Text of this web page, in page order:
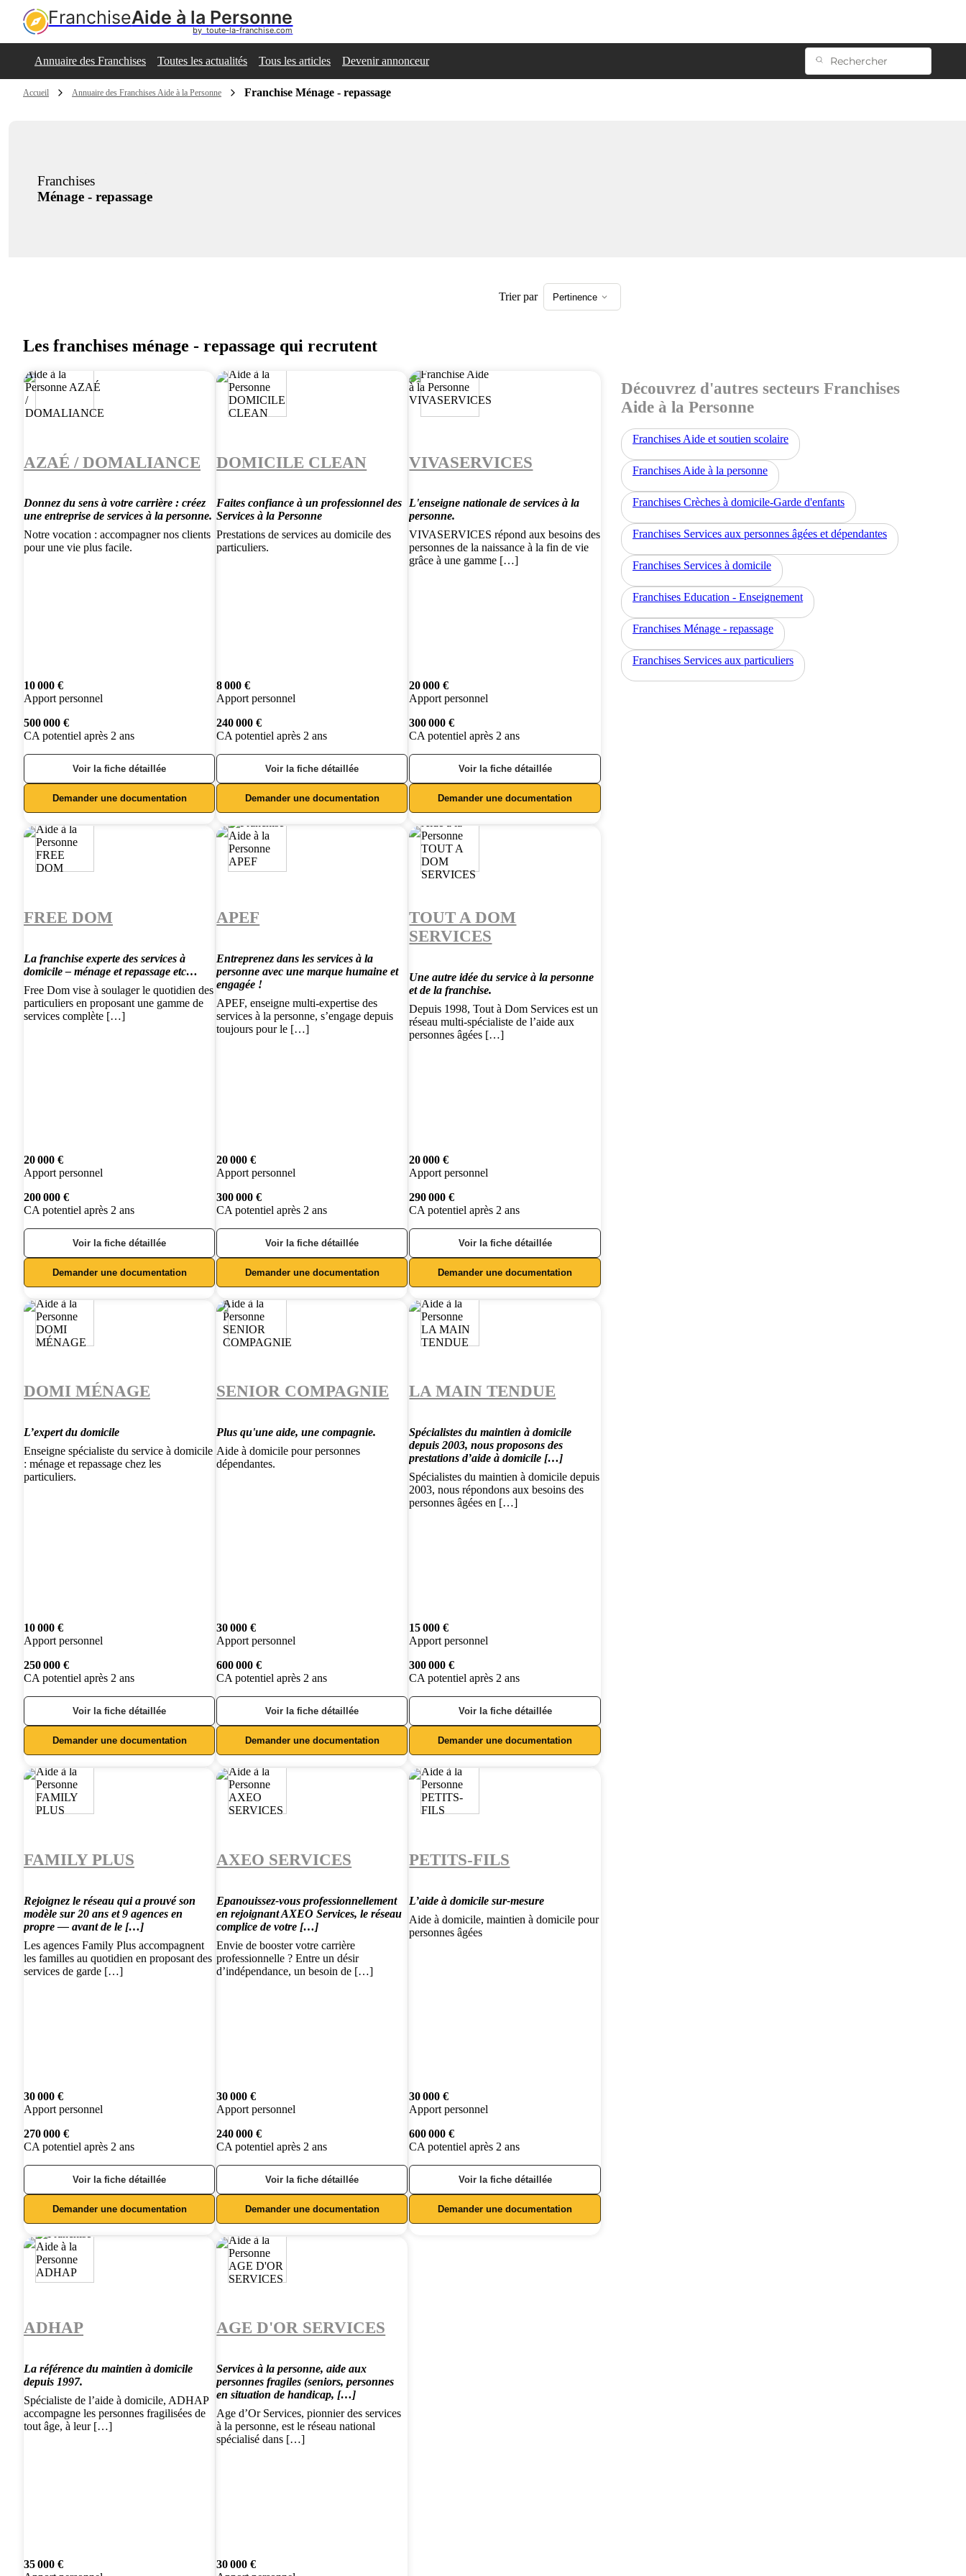
FranchiseAide à la Personne
by  toute-la-franchise.com
Annuaire des Franchises Toutes les actualités Tous les articles Devenir annonceur
Accueil Annuaire des Franchises Aide à la Personne Franchise Ménage - repassage
Franchises
Ménage - repassage
Trier par Pertinence
Les franchises ménage - repassage qui recrutent
AZAÉ / DOMALIANCE
Donnez du sens à votre carrière : créez
une entreprise de services à la personne.
Notre vocation : accompagner nos clients
pour une vie plus facile.
10 000 €
Apport personnel
500 000 €
CA potentiel après 2 ans
Voir la fiche détaillée
Demander une documentation
DOMICILE CLEAN
Faites confiance à un professionnel des
Services à la Personne
Prestations de services au domicile des
particuliers.
8 000 €
Apport personnel
240 000 €
CA potentiel après 2 ans
Voir la fiche détaillée
Demander une documentation
VIVASERVICES
L'enseigne nationale de services à la
personne.
VIVASERVICES répond aux besoins des
personnes de la naissance à la fin de vie
grâce à une gamme […]
20 000 €
Apport personnel
300 000 €
CA potentiel après 2 ans
Voir la fiche détaillée
Demander une documentation
FREE DOM
La franchise experte des services à
domicile – ménage et repassage etc…
Free Dom vise à soulager le quotidien des
particuliers en proposant une gamme de
services complète […]
20 000 €
Apport personnel
200 000 €
CA potentiel après 2 ans
Voir la fiche détaillée
Demander une documentation
APEF
Entreprenez dans les services à la
personne avec une marque humaine et
engagée !
APEF, enseigne multi-expertise des
services à la personne, s’engage depuis
toujours pour le […]
20 000 €
Apport personnel
300 000 €
CA potentiel après 2 ans
Voir la fiche détaillée
Demander une documentation
TOUT A DOM
SERVICES
Une autre idée du service à la personne
et de la franchise.
Depuis 1998, Tout à Dom Services est un
réseau multi-spécialiste de l’aide aux
personnes âgées […]
20 000 €
Apport personnel
290 000 €
CA potentiel après 2 ans
Voir la fiche détaillée
Demander une documentation
DOMI MÉNAGE
L’expert du domicile
Enseigne spécialiste du service à domicile
: ménage et repassage chez les
particuliers.
10 000 €
Apport personnel
250 000 €
CA potentiel après 2 ans
Voir la fiche détaillée
Demander une documentation
SENIOR COMPAGNIE
Plus qu'une aide, une compagnie.
Aide à domicile pour personnes
dépendantes.
30 000 €
Apport personnel
600 000 €
CA potentiel après 2 ans
Voir la fiche détaillée
Demander une documentation
LA MAIN TENDUE
Spécialistes du maintien à domicile
depuis 2003, nous proposons des
prestations d’aide à domicile […]
Spécialistes du maintien à domicile depuis
2003, nous répondons aux besoins des
personnes âgées en […]
15 000 €
Apport personnel
300 000 €
CA potentiel après 2 ans
Voir la fiche détaillée
Demander une documentation
FAMILY PLUS
Rejoignez le réseau qui a prouvé son
modèle sur 20 ans et 9 agences en
propre — avant de le […]
Les agences Family Plus accompagnent
les familles au quotidien en proposant des
services de garde […]
30 000 €
Apport personnel
270 000 €
CA potentiel après 2 ans
Voir la fiche détaillée
Demander une documentation
AXEO SERVICES
Epanouissez-vous professionnellement
en rejoignant AXEO Services, le réseau
complice de votre […]
Envie de booster votre carrière
professionnelle ? Entre un désir
d’indépendance, un besoin de […]
30 000 €
Apport personnel
240 000 €
CA potentiel après 2 ans
Voir la fiche détaillée
Demander une documentation
PETITS-FILS
L’aide à domicile sur-mesure
Aide à domicile, maintien à domicile pour
personnes âgées
30 000 €
Apport personnel
600 000 €
CA potentiel après 2 ans
Voir la fiche détaillée
Demander une documentation
ADHAP
La référence du maintien à domicile
depuis 1997.
Spécialiste de l’aide à domicile, ADHAP
accompagne les personnes fragilisées de
tout âge, à leur […]
35 000 €
AGE D'OR SERVICES
Services à la personne, aide aux
personnes fragiles (seniors, personnes
en situation de handicap, […]
Age d’Or Services, pionnier des services
à la personne, est le réseau national
spécialisé dans […]
30 000 €
Découvrez d'autres secteurs Franchises
Aide à la Personne
Franchises Aide et soutien scolaire
Franchises Aide à la personne
Franchises Crèches à domicile-Garde d'enfants
Franchises Services aux personnes âgées et dépendantes
Franchises Services à domicile
Franchises Education - Enseignement
Franchises Ménage - repassage
Franchises Services aux particuliers